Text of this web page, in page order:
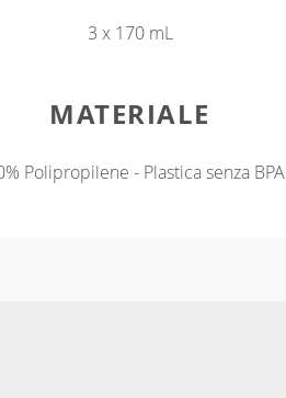
3 x 170 mL
MATERIALE
Polipropilene - Plastica senza BPA